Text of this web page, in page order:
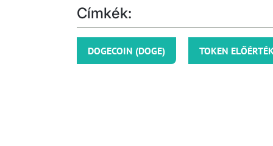
Címkék:
DOGECOIN (DOGE) TOKEN